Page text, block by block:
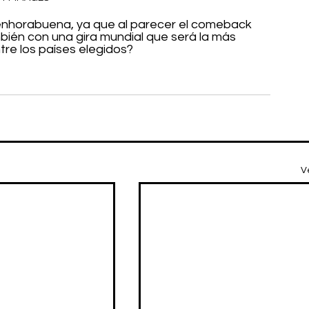
ya que al parecer el comeback
con una gira mundial que será la más
los países elegidos?